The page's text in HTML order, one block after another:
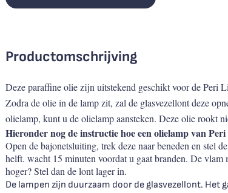
Productomschrijving
Deze paraffine olie zijn uitstekend geschikt voor de Peri
Zodra de olie in de lamp zit, zal de glasvezellont deze
olielamp, kunt u de olielamp aansteken. Deze olie rookt
Hieronder nog de instructie hoe een olielamp van
Open de bajonetsluiting, trek deze naar beneden en stel
helft. wacht 15 minuten voordat u gaat branden. De
hoger? Stel dan de lont lager in.
De lampen zijn duurzaam door de glasvezellont. Het